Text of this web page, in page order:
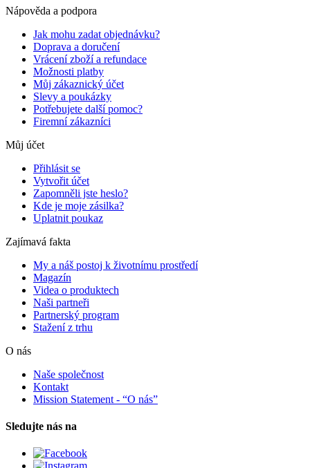
Nápověda a podpora
Jak mohu zadat objednávku?
Doprava a doručení
Vrácení zboží a refundace
Možnosti platby
Můj zákaznický účet
Slevy a poukázky
Potřebujete další pomoc?
Firemní zákazníci
Můj účet
Přihlásit se
Vytvořit účet
Zapomněli jste heslo?
Kde je moje zásilka?
Uplatnit poukaz
Zajímavá fakta
My a náš postoj k životnímu prostředí
Magazín
Videa o produktech
Naši partneři
Partnerský program
Stažení z trhu
O nás
Naše společnost
Kontakt
Mission Statement - “O nás”
Sledujte nás na